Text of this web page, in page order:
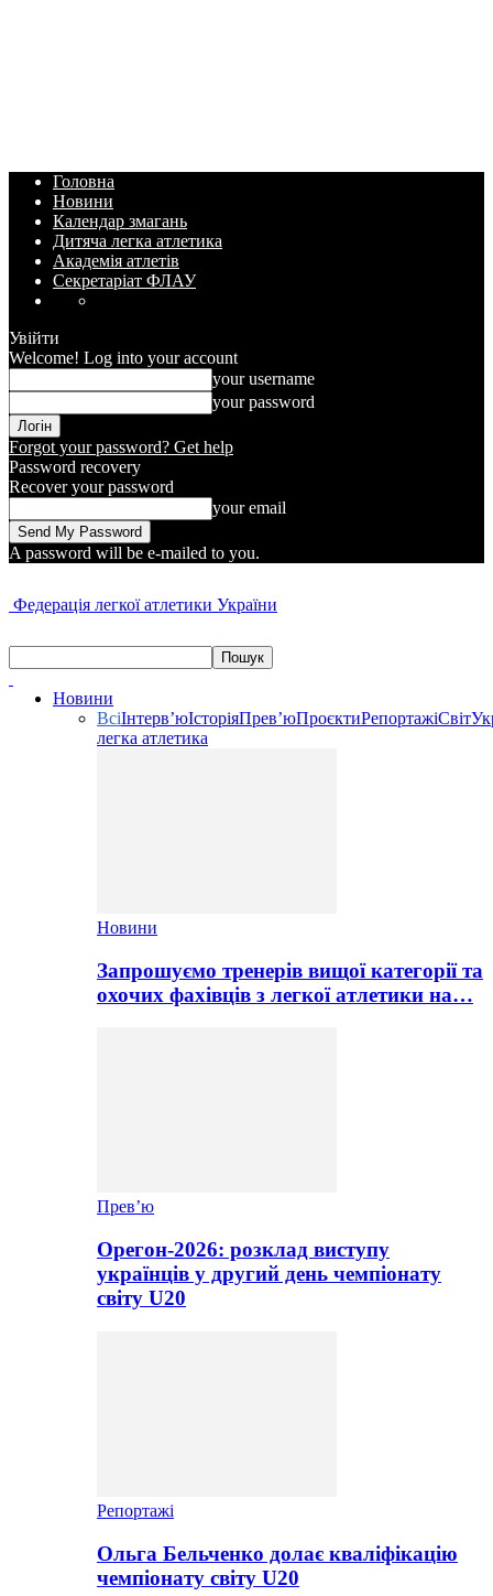
Головна
Новини
Календар змагань
Дитяча легка атлетика
Академія атлетів
Секретаріат ФЛАУ
Увійти
Welcome! Log into your account
your username
your password
Forgot your password? Get help
Password recovery
Recover your password
your email
A password will be e-mailed to you.
Федерація легкої атлетики України
Новини
ВсіІнтерв’юІсторіяПрев’юПроєктиРепортажіСвіт
легка атлетика
Новини
Запрошуємо тренерів вищої категорії та
охочих фахівців з легкої атлетики на…
Прев’ю
Орегон-2026: розклад виступу
українців у другий день чемпіонату
світу U20
Репортажі
Ольга Бельченко долає кваліфікацію
чемпіонату світу U20